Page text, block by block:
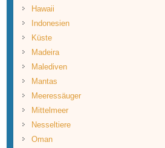
Hawaii
Indonesien
Küste
Madeira
Malediven
Mantas
Meeressäuger
Mittelmeer
Nesseltiere
Oman